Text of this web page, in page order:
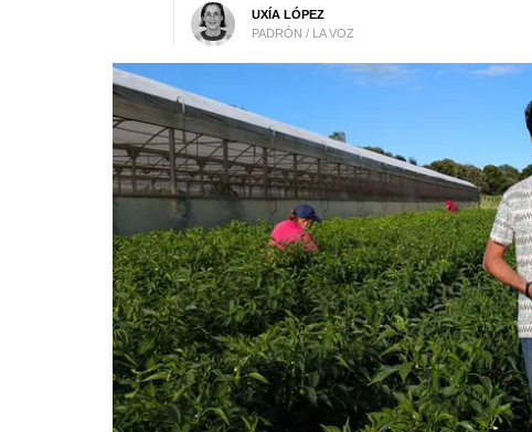
UXÍA LÓPEZ
PADRÓN / LA VOZ